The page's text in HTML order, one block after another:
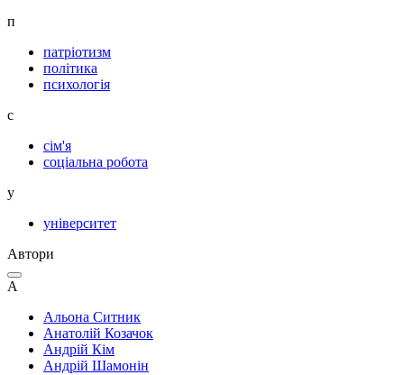
п
патріотизм
політика
психологія
с
сім'я
соціальна робота
у
університет
Автори
А
Альона Ситник
Анатолій Козачок
Андрій Кім
Андрій Шамонін